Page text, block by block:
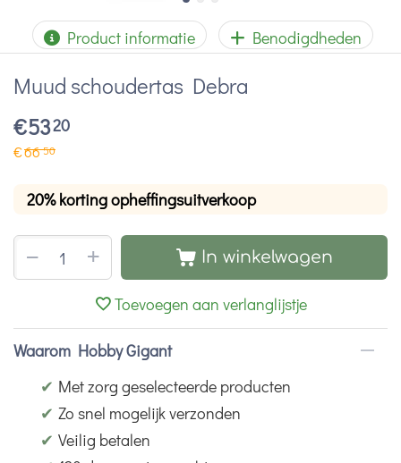
Product informatie Benodigdheden
Muud schoudertas Debra
€5320
€6650
20% korting opheffingsuitverkoop
+
− In winkelwagen
Toevoegen aan verlanglijstje
Waarom Hobby Gigant
✔ Met zorg geselecteerde producten
✔ Zo snel mogelijk verzonden
✔ Veilig betalen